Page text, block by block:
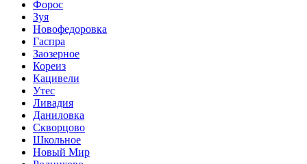
Форос
Зуя
Новофедоровка
Гаспра
Заозерное
Кореиз
Кацивели
Утес
Ливадия
Даниловка
Скворцово
Школьное
Новый Мир